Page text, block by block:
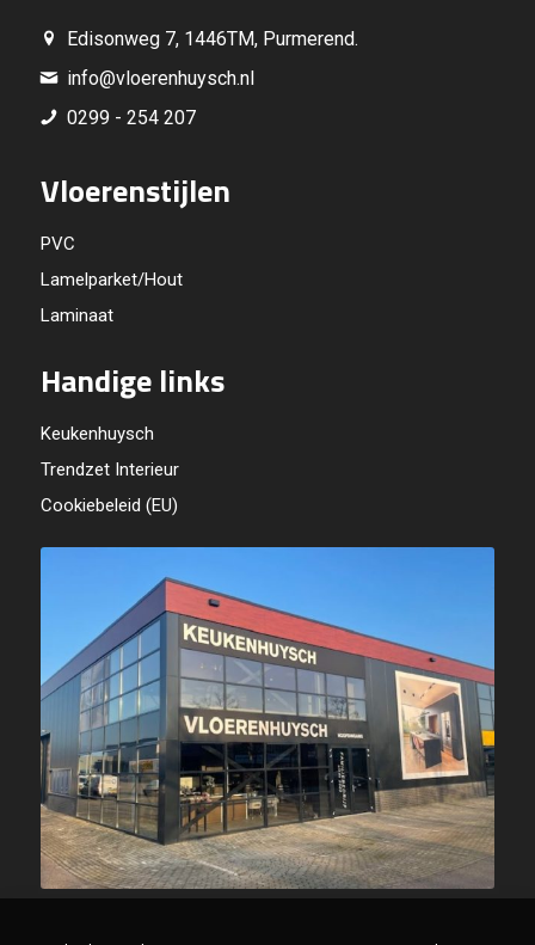
Edisonweg 7, 1446TM, Purmerend.
info@vloerenhuysch.nl
0299 - 254 207
Vloerenstijlen
PVC
Lamelparket/Hout
Laminaat
Handige links
Keukenhuysch
Trendzet Interieur
Cookiebeleid (EU)